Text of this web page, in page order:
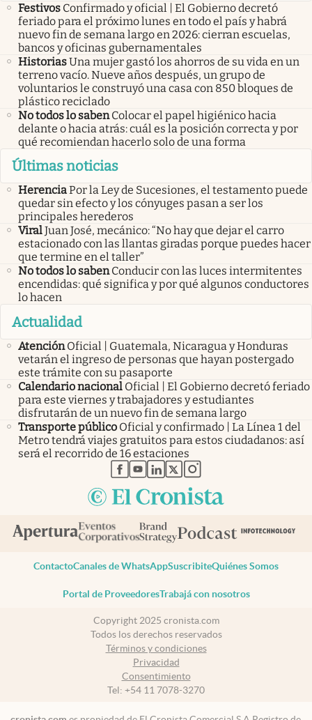
Festivos Confirmado y oficial | El Gobierno decretó
feriado para el próximo lunes en todo el país y habrá
nuevo fin de semana largo en 2026: cierran escuelas,
bancos y oficinas gubernamentales
HistoriasUna mujer gastó los ahorros de su vida en un
terreno vacío. Nueve años después, un grupo de
voluntarios le construyó una casa con 850 bloques de
plástico reciclado
No todos lo saben Colocar el papel higiénico hacia
delante o hacia atrás: cuál es la posición correcta y por
qué recomiendan hacerlo solo de una forma
Últimas noticias
HerenciaPor la Ley de Sucesiones, el testamento puede
quedar sin efecto y los cónyuges pasan a ser los
principales herederos
ViralJuan José, mecánico: “No hay que dejar el carro
estacionado con las llantas giradas porque puedes hacer
que termine en el taller”
No todos lo saben Conducir con las luces intermitentes
encendidas: qué significa y por qué algunos conductores
lo hacen
Actualidad
Atención Oficial | Guatemala, Nicaragua y Honduras
vetarán el ingreso de personas que hayan postergado
este trámite con su pasaporte
Calendario nacional Oficial | El Gobierno decretó feriado
para este viernes y trabajadores y estudiantes
disfrutarán de un nuevo fin de semana largo
Transporte público Oficial y confirmado | La Línea 1 del
Metro tendrá viajes gratuitos para estos ciudadanos: así
será el recorrido de 16 estaciones
abre en nueva pestaña
abre en nueva pestaña
abre en nueva pestaña
abre en nueva pestaña
abre en nueva pestaña
ContactoCanales de WhatsAppSuscribiteQuiénes Somos
Portal de ProveedoresTrabajá con nosotros
Copyright 2025 cronista.com
Todos los derechos reservados
Términos y condiciones
Privacidad
Consentimiento
Tel: +54 11 7078-3270